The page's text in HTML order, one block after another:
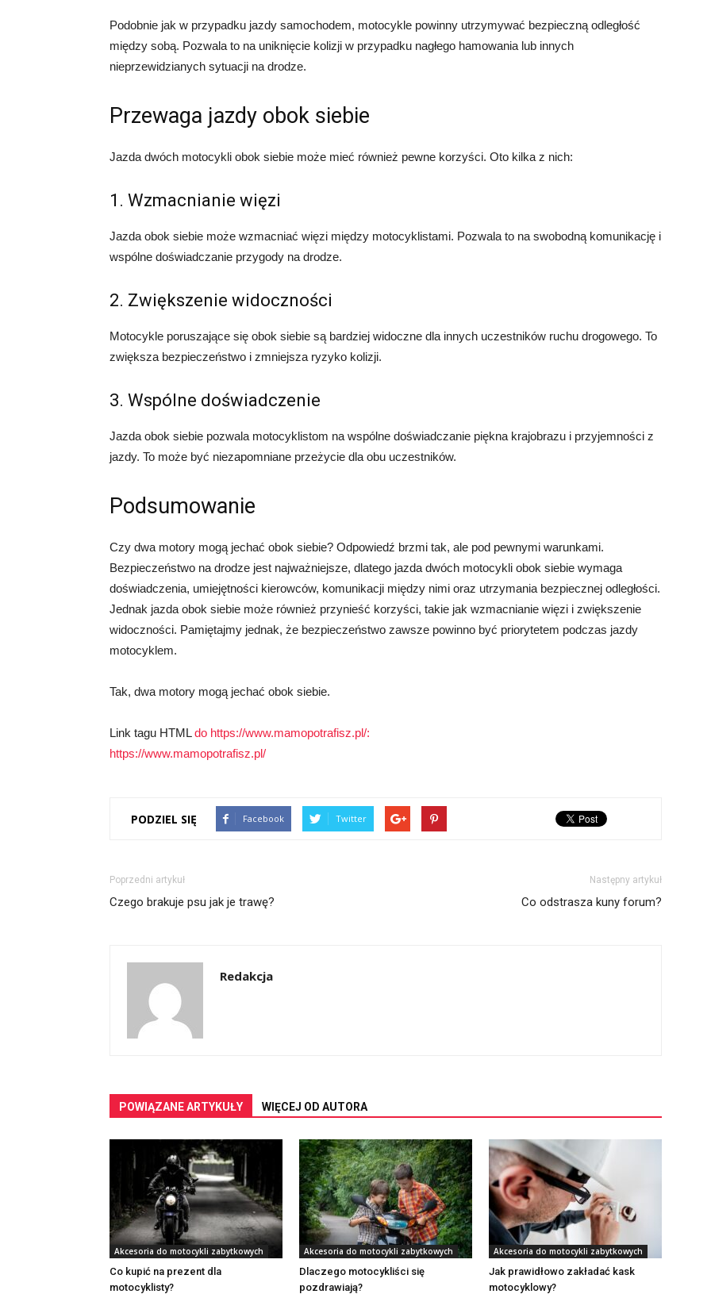
Podobnie jak w przypadku jazdy samochodem, motocykle powinny utrzymywać bezpieczną odległość
między sobą. Pozwala to na uniknięcie kolizji w przypadku nagłego hamowania lub innych
nieprzewidzianych sytuacji na drodze.
Przewaga jazdy obok siebie
Jazda dwóch motocykli obok siebie może mieć również pewne korzyści. Oto kilka z nich:
1. Wzmacnianie więzi
Jazda obok siebie może wzmacniać więzi między motocyklistami. Pozwala to na swobodną komunikację i
wspólne doświadczanie przygody na drodze.
2. Zwiększenie widoczności
Motocykle poruszające się obok siebie są bardziej widoczne dla innych uczestników ruchu drogowego. To
zwiększa bezpieczeństwo i zmniejsza ryzyko kolizji.
3. Wspólne doświadczenie
Jazda obok siebie pozwala motocyklistom na wspólne doświadczanie piękna krajobrazu i przyjemności z
jazdy. To może być niezapomniane przeżycie dla obu uczestników.
Podsumowanie
Czy dwa motory mogą jechać obok siebie? Odpowiedź brzmi tak, ale pod pewnymi warunkami.
Bezpieczeństwo na drodze jest najważniejsze, dlatego jazda dwóch motocykli obok siebie wymaga
doświadczenia, umiejętności kierowców, komunikacji między nimi oraz utrzymania bezpiecznej odległości.
Jednak jazda obok siebie może również przynieść korzyści, takie jak wzmacnianie więzi i zwiększenie
widoczności. Pamiętajmy jednak, że bezpieczeństwo zawsze powinno być priorytetem podczas jazdy
motocyklem.
Tak, dwa motory mogą jechać obok siebie.
Link tagu HTMLdo https://www.mamopotrafisz.pl/:
https://www.mamopotrafisz.pl/
PODZIEL SIĘ Facebook Twitter
Poprzedni artykuł
Czego brakuje psu jak je trawę?
Następny artykuł
Co odstrasza kuny forum?
Redakcja
POWIĄZANE ARTYKUŁY WIĘCEJ OD AUTORA
Akcesoria do motocykli zabytkowych
Co kupić na prezent dla
motocyklisty?
Akcesoria do motocykli zabytkowych
Dlaczego motocykliści się
pozdrawiają?
Akcesoria do motocykli zabytkowych
Jak prawidłowo zakładać kask
motocyklowy?